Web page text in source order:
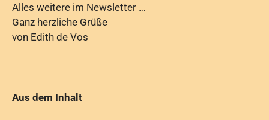
Alles weitere im Newsletter …
Ganz herzliche Grüße
von Edith de Vos
Aus dem Inhalt